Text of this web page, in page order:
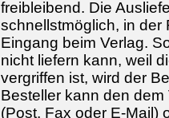
freibleibend. Die
schnellstmöglich, in der
Eingang beim Verlag.
nicht liefern kann, weil
vergriffen ist, wird der
Besteller kann den
(Post, Fax oder E-Mail)